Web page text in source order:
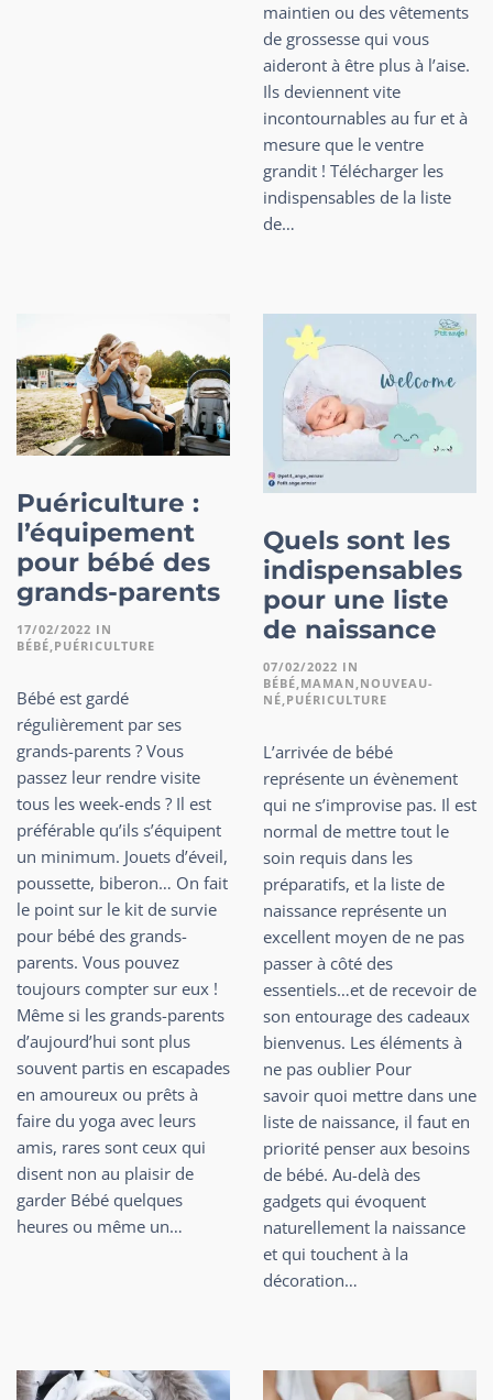
maintien ou des vêtements
de grossesse qui vous
aideront à être plus à l’aise.
Ils deviennent vite
incontournables au fur et à
mesure que le ventre
grandit ! Télécharger les
indispensables de la liste
de…
Puériculture :
l’équipement
pour bébé des
grands-parents
17/02/2022 IN
BÉBÉ PUÉRICULTURE
Bébé est gardé
régulièrement par ses
grands-parents ? Vous
passez leur rendre visite
tous les week-ends ? Il est
préférable qu’ils s’équipent
un minimum. Jouets d’éveil,
poussette, biberon… On fait
le point sur le kit de survie
pour bébé des grands-
parents. Vous pouvez
toujours compter sur eux !
Même si les grands-parents
d’aujourd’hui sont plus
souvent partis en escapades
en amoureux ou prêts à
faire du yoga avec leurs
amis, rares sont ceux qui
disent non au plaisir de
garder Bébé quelques
heures ou même un…
Quels sont les
indispensables
pour une liste
de naissance
07/02/2022 IN
BÉBÉ MAMAN NOUVEAU-
NÉ PUÉRICULTURE
L’arrivée de bébé
représente un évènement
qui ne s’improvise pas. Il est
normal de mettre tout le
soin requis dans les
préparatifs, et la liste de
naissance représente un
excellent moyen de ne pas
passer à côté des
essentiels…et de recevoir de
son entourage des cadeaux
bienvenus. Les éléments à
ne pas oublier Pour
savoir quoi mettre dans une
liste de naissance, il faut en
priorité penser aux besoins
de bébé. Au-delà des
gadgets qui évoquent
naturellement la naissance
et qui touchent à la
décoration…